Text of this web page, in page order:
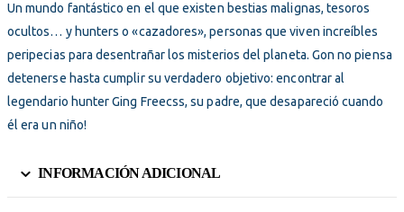
Un mundo fantástico en el que existen bestias malignas, tesoros
ocultos… y hunters o «cazadores», personas que viven increíbles
peripecias para desentrañar los misterios del planeta. Gon no piensa
detenerse hasta cumplir su verdadero objetivo: encontrar al
legendario hunter Ging Freecss, su padre, que desapareció cuando
él era un niño!
INFORMACIÓN ADICIONAL